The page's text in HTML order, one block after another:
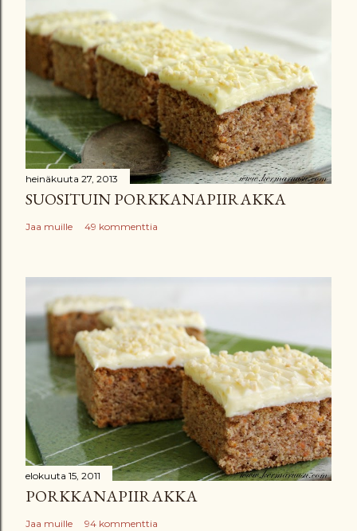
heinäkuuta 27, 2013
SUOSITUIN PORKKANAPIIRAKKA
Jaa muille 49 kommenttia
elokuuta 15, 2011
PORKKANAPIIRAKKA
Jaa muille 94 kommenttia